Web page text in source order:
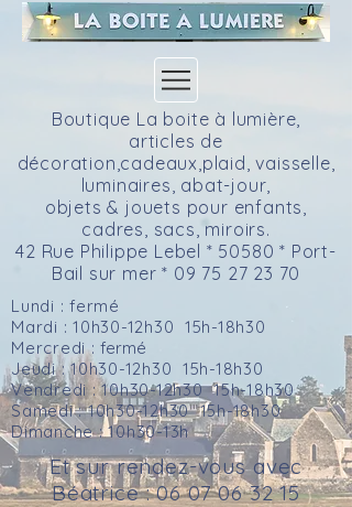
Boutique La boite à lumière,
articles de
décoration,cadeaux,plaid, vaisselle,
luminaires, abat-jour,
objets & jouets pour enfants,
cadres, sacs, miroirs.
42 Rue Philippe Lebel * 50580 * Port-
Bail sur mer * 09 75 27 23 70
Lundi : fermé
Mardi : 10h30-12h30 15h-18h30
Mercredi : fermé
Jeudi : 10h30-12h30 15h-18h30
Vendredi : 10h30-12h30 15h-18h30
Samedi : 10h30-12h30 15h-18h30
Dimanche : 10h30-13h
Et sur rendez-vous avec
Béatrice :06 07 06 32 15